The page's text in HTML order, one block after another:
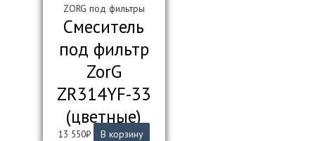
ZORG под фильтры
Смеситель
под фильтр
ZorG
ZR314YF-33
(цветные)
13 550₽ В корзину